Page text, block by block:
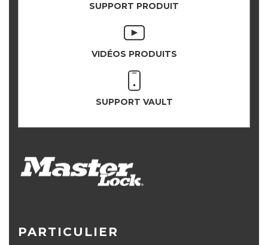
SUPPORT PRODUIT
VIDÉOS PRODUITS
SUPPORT VAULT
PARTICULIER